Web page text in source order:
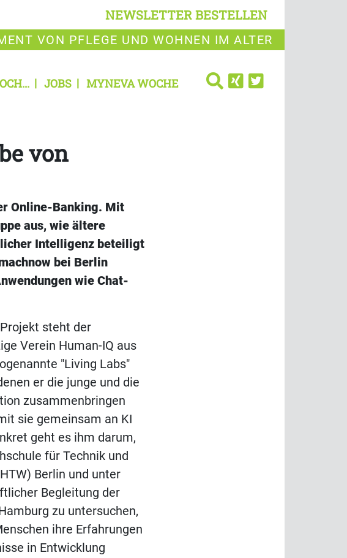
NEWSLETTER BESTELLEN
VON PFLEGE UND WOHNEN IM ALTER
JOBS MYNEVA WOCHE
von
Online-Banking. Mit
aus, wie ältere
Intelligenz beteiligt
bei Berlin
wie Chat-
steht der
Verein Human-IQ aus
"Living Labs"
er die junge und die
zusammenbringen
sie gemeinsam an KI
geht es ihm darum,
für Technik und
Berlin und unter
Begleitung der
zu untersuchen,
ihre Erfahrungen
in Entwicklung